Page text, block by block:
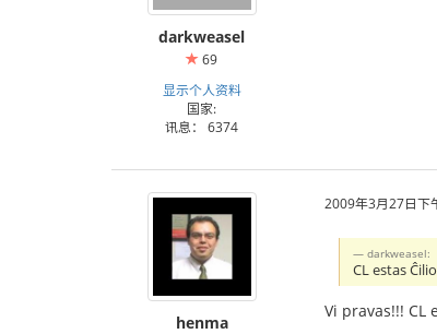
darkweasel
69
显示个人资料
国家:
讯息： 6374
henma
2009年3月27日下
darkweasel:
CL estas
Vi pravas!!!